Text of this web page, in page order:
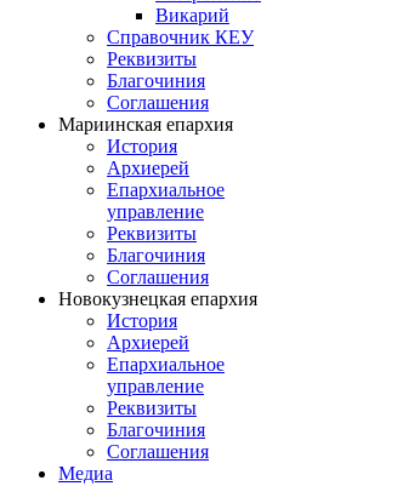
Викарий
Справочник КЕУ
Реквизиты
Благочиния
Соглашения
Мариинская епархия
История
Архиерей
Епархиальное
управление
Реквизиты
Благочиния
Соглашения
Новокузнецкая епархия
История
Архиерей
Епархиальное
управление
Реквизиты
Благочиния
Соглашения
Медиа